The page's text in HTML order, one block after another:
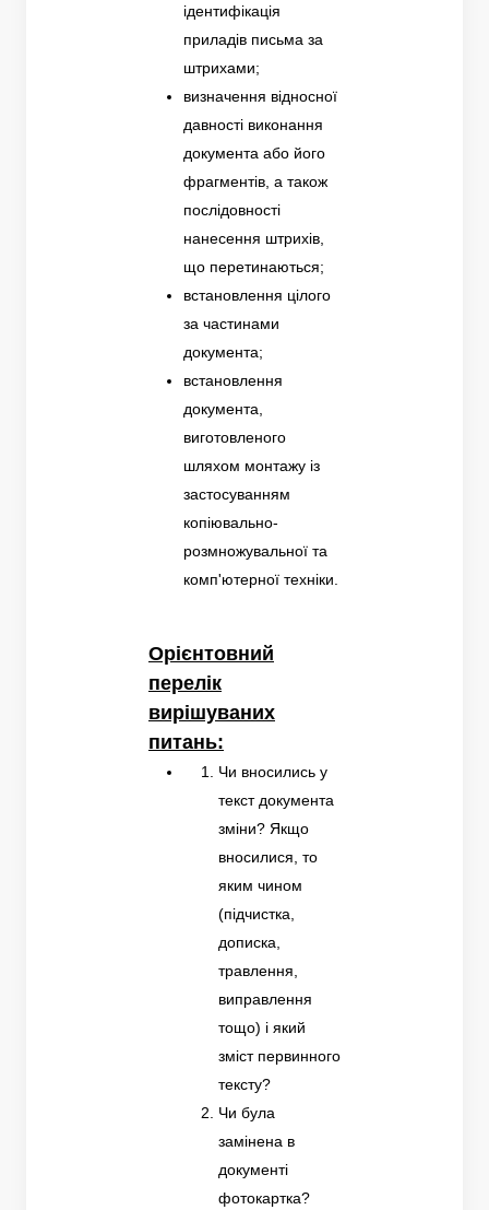
ідентифікація
приладів письма за
штрихами;
визначення відносної
давності виконання
документа або його
фрагментів, а також
послідовності
нанесення штрихів,
що перетинаються;
встановлення цілого
за частинами
документа;
встановлення
документа,
виготовленого
шляхом монтажу із
застосуванням
копіювально-
розмножувальної та
комп'ютерної техніки.
Орієнтовний
перелік
вирішуваних
питань:
Чи вносились у
текст документа
зміни? Якщо
вносилися, то
яким чином
(підчистка,
дописка,
травлення,
виправлення
тощо) і який
зміст первинного
тексту?
Чи була
замінена в
документі
фотокартка?